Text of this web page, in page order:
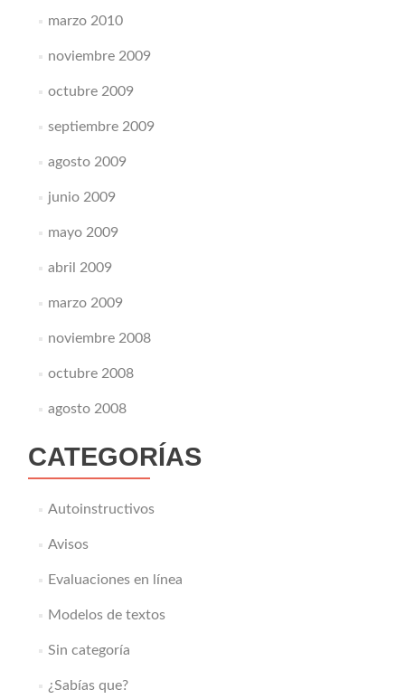
marzo 2010
noviembre 2009
octubre 2009
septiembre 2009
agosto 2009
junio 2009
mayo 2009
abril 2009
marzo 2009
noviembre 2008
octubre 2008
agosto 2008
CATEGORÍAS
Autoinstructivos
Avisos
Evaluaciones en línea
Modelos de textos
Sin categoría
¿Sabías que?